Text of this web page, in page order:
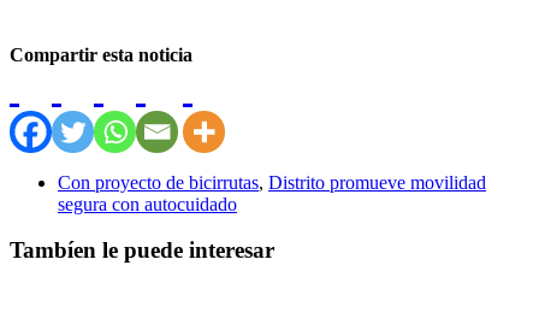
Compartir esta noticia
Con proyecto de bicirrutas, Distrito promueve movilidad
segura con autocuidado
Tambíen le puede interesar